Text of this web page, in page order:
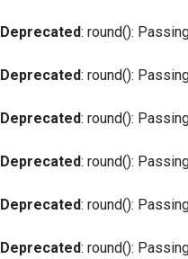
Deprecated: round():
Deprecated: round():
Deprecated: round():
Deprecated: round():
Deprecated: round():
Deprecated: round():